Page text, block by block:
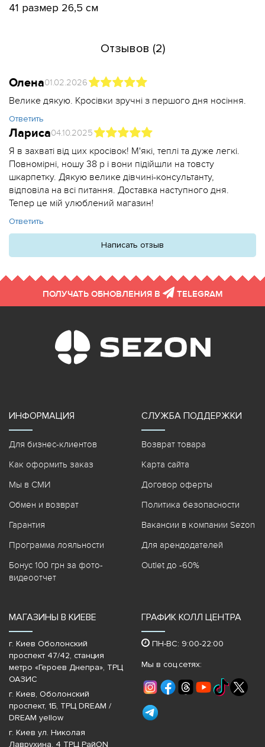
41 размер 26,5 см
Отзывов (2)
Олена01.02.2026
Велике дякую. Кросівки зручні з першого дня носіння.
Ответить
Лариса04.10.2025
Я в захваті від цих кросівок! М'які, теплі та дуже легкі.
Повномірні, ношу 38 р і вони підійшли на товсту
шкарпетку. Дякую велике дівчині-консультанту,
відповіла на всі питання. Доставка наступного дня.
Тепер це мій улюблений магазин!
Ответить
Написать отзыв
ПОЛУЧАТЬ ОБНОВЛЕНИЯ В TELEGRAM
ИНФОРМАЦИЯ
Для бизнес-клиентов
Как оформить заказ
Мы в СМИ
Обмен и возврат
Гарантия
Программа лояльности
Бонус 100 грн за фото-
видеоотчет
СЛУЖБА ПОДДЕРЖКИ
Возврат товара
Карта сайта
Договор оферты
Политика безопасности
Вакансии в компании Sezon
Для арендодателей
Outlet до -60%
МАГАЗИНЫ В КИЕВЕ
г. Киев Оболонский
проспект 47/42, станция
метро «Героев Днепра»‎, ТРЦ
ОАЗИС
г. Киев, Оболонский
проспект, 1Б, ТРЦ DREAM /
DREAM yellow
г. Киев ул. Николая
Лаврухина, 4 ТРЦ РайON
ГРАФИК КОЛЛ ЦЕНТРА
ПН-ВС: 9:00-22:00
Мы в соц.сетях: